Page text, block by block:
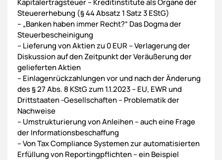
Kapitalertragsteuer – Kreditinstitute als Organe der
Steuererhebung (§ 44 Absatz 1 Satz 3 EStG)
– „Banken haben immer Recht?“ Das Dogma der
Steuerbescheinigung
– Lieferung von Aktien zu 0 EUR – Verlagerung der
Diskussion auf den Zeitpunkt der Veräußerung der
gelieferten Aktien
– Einlagenrückzahlungen vor und nach der Änderung
des § 27 Abs. 8 KStG zum 1.1.2023 – EU, EWR und
Drittstaaten -Gesellschaften – Problematik der
Nachweise
– Umstrukturierung von Anleihen – auch eine Frage
der Informationsbeschaffung
– Von Tax Compliance Systemen zur automatisierten
Erfüllung von Reportingpflichten – ein Beispiel